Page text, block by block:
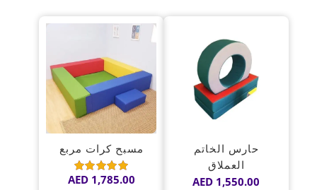
حارس الخاتم
العملاق
AED 1,550.00
مسبح كرات مربع
تم
AED1,785.00